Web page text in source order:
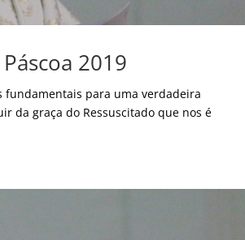
2019
fundamentais para uma verdadeira
da graça do Ressuscitado que nos é